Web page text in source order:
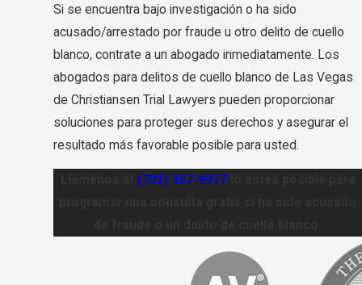
Si se encuentra bajo investigación o ha sido
acusado/arrestado por fraude u otro delito de cuello
blanco, contrate a un abogado inmediatamente. Los
abogados para delitos de cuello blanco de Las Vegas
de Christiansen Trial Lawyers pueden proporcionar
soluciones para proteger sus derechos y asegurar el
resultado más favorable posible para usted.
(702) 357-9977lo antes posible para